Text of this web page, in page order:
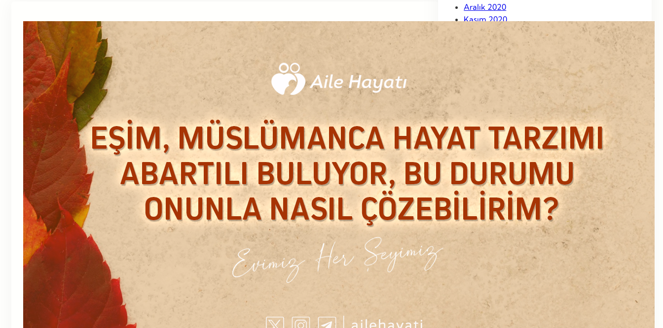
Aralık 2020
Kasım 2020
Ekim 2020
Eylül 2020
Ağustos 2020
Ağustos 2019
Ekim 2018
Eylül 2018
Mart 2018
Şubat 2018
Ocak 2018
Aralık 2017
Kasım 2017
Ekim 2017
Eylül 2017
Ağustos 2017
Temmuz 2017
Haziran 2017
Mayıs 2017
Nisan 2017
Aralık 2016
Kasım 2016
Eylül 2016
Ağustos 2016